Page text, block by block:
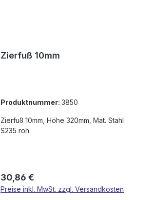
Zierfuß 10mm
Produktnummer: 3850
Zierfuß 10mm, Höhe 320mm, Mat. Stahl
S235 roh
Regulärer Preis:
30,86 €
Preise inkl. MwSt. zzgl. Versandkosten